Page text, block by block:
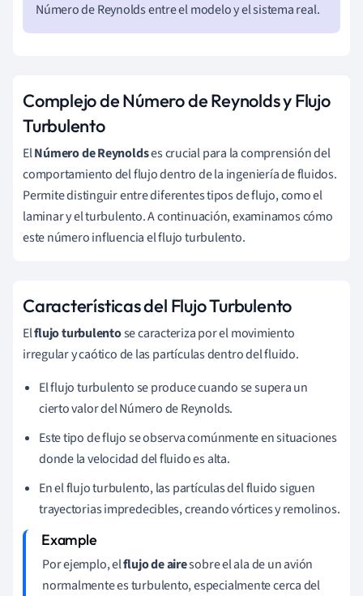
Número de Reynolds entre el modelo y el sistema real.
Complejo de Número de Reynolds y Flujo
Turbulento
ElNúmero de Reynoldses crucial para la comprensión del
comportamiento del flujo dentro de la ingeniería de fluidos.
Permite distinguir entre diferentes tipos de flujo, como el
laminar y el turbulento. A continuación, examinamos cómo
este número influencia el flujo turbulento.
Características del Flujo Turbulento
Elflujo turbulentose caracteriza por el movimiento
irregular y caótico de las partículas dentro del fluido.
El flujo turbulento se produce cuando se supera un
cierto valor del Número de Reynolds.
Este tipo de flujo se observa comúnmente en situaciones
donde la velocidad del fluido es alta.
En el flujo turbulento, las partículas del fluido siguen
trayectorias impredecibles, creando vórtices y remolinos.
Por ejemplo, elflujo de airesobre el ala de un avión
normalmente es turbulento, especialmente cerca del